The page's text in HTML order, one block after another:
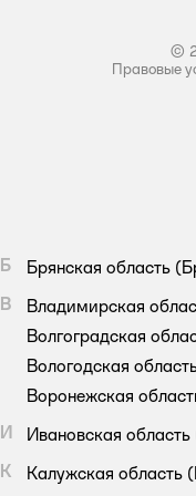
©
Правовые
Б Брянская область
В
Владимирская
Волгоградская
Вологодская
Воронежская
И
Ивановская область
К
Калужская область